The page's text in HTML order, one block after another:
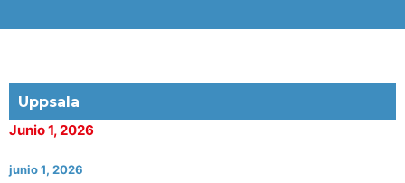
Uppsala
Junio 1, 2026
junio 1, 2026